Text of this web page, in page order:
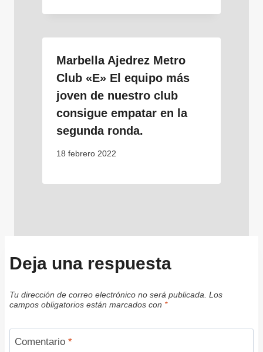
Marbella Ajedrez Metro
Club «E» El equipo más
joven de nuestro club
consigue empatar en la
segunda ronda.
18 febrero 2022
Deja una respuesta
Tu dirección de correo electrónico no será publicada. Los
campos obligatorios están marcados con *
Comentario *